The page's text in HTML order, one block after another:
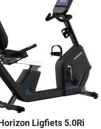
Ligfiets 5.0Ri